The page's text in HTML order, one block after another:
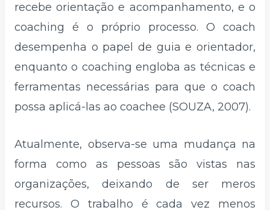
recebe orientação e acompanhamento, e o
coaching é o próprio processo. O coach
desempenha o papel de guia e orientador,
enquanto o coaching engloba as técnicas e
ferramentas necessárias para que o coach
possa aplicá-las ao coachee (SOUZA, 2007).
Atualmente, observa-se uma mudança na
forma como as pessoas são vistas nas
organizações, deixando de ser meros
recursos. O trabalho é cada vez menos